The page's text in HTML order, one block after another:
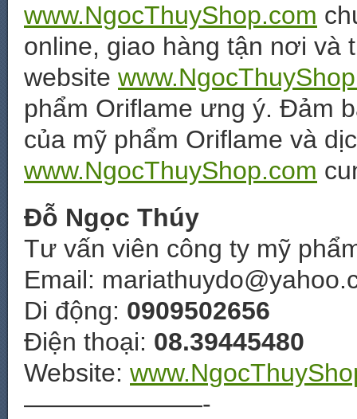
www.NgocThuyShop.com
online, giao hàng tận nơi và
website
phẩm Oriflame ưng ý. Đảm
của mỹ phẩm Oriflame và
www.NgocThuyShop.com
Đỗ Ngọc Thúy
Tư vấn viên công ty mỹ
Email:
Di động: 0909502656
Điện thoại: 08.39445480
Website:
———————-